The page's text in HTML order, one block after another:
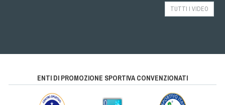
TUTTI I VIDEO
ENTI DI PROMOZIONE SPORTIVA CONVENZIONATI